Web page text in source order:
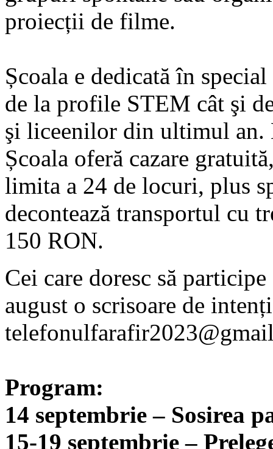
proiecții de filme.
Școala e dedicată în
de la profile STEM cât şi
şi liceenilor din ultimul an.
Școala oferă cazare
limita a 24 de locuri, plus
decontează transportul cu
150 RON.
Cei care doresc să
august o scrisoare de
Program:
14 septembrie – Sosirea
15-19 septembrie –